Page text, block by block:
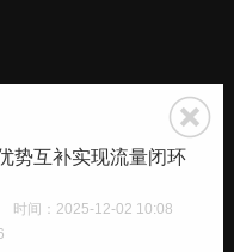
势互补实现流量闭环
时间：2025-12-02 10:08